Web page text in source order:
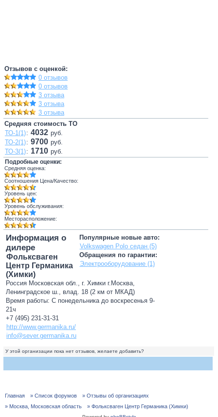
Отзывов с оценкой:
0 отзывов
0 отзывов
3 отзыва
3 отзыва
3 отзыва
Средняя стоимость ТО
ТО-1(1): 4032 руб.
ТО-2(1): 9700 руб.
ТО-3(1): 1710 руб.
Подробные оценки:
Средняя оценка:
Соотношения Цена/Качество:
Уровень цен:
Уровень обслуживания:
Месторасположение:
Популярные новые авто:
Volkswagen Polo седан (5)
Обращения по гарантии:
Электрооборудование (1)
Информация о
дилере
Фольксваген
Центр Германика
(Химки)
Россия Московская обл., г. Химки г.Москва,
Ленинградское ш., влад. 18 (2 км от МКАД)
Время работы: С понедельника до воскресенья 9-
21ч
+7 (495) 231-31-31
http://www.germanika.ru/
info@sever.germanika.ru
У этой организации пока нет отзывов, желаете добавить?
Главная » Список форумов
» Отзывы об организациях
» Москва, Московская область
» Фольксваген Центр Германика (Химки)